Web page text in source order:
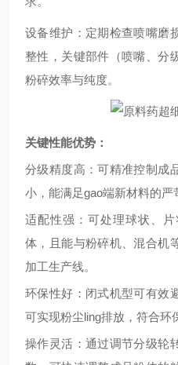
设备维护：定期检查喷嘴磨
整性，关键部件（喷嘴、分
粉碎效率与纯度。
关键性能优势：
分级精度高：可精准控制成
小，能满足gao端新材料的严
适配性强：可处理球状、
体，且能与粉碎机、混合机
加工生产线。
环保性好：闭式机型可有效
可实现粉尘ling排放，符合环
操作灵活：通过调节分级轮